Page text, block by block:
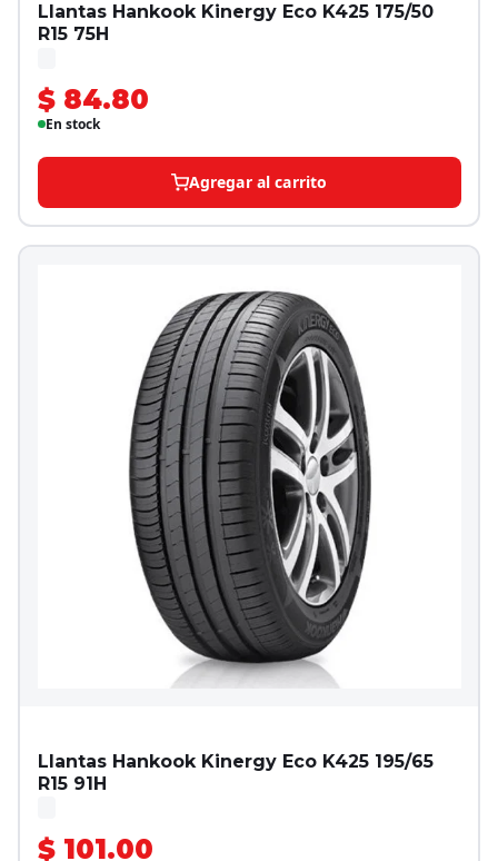
Llantas Hankook Kinergy Eco K425 175/50
R15 75H
$ 84.80
En stock
Agregar al carrito
Llantas Hankook Kinergy Eco K425 195/65
R15 91H
$ 101.00